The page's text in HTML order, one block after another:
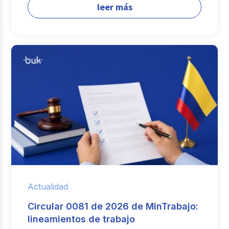
leer más
Actualidad
Circular 0081 de 2026 de MinTrabajo:
lineamientos de trabajo